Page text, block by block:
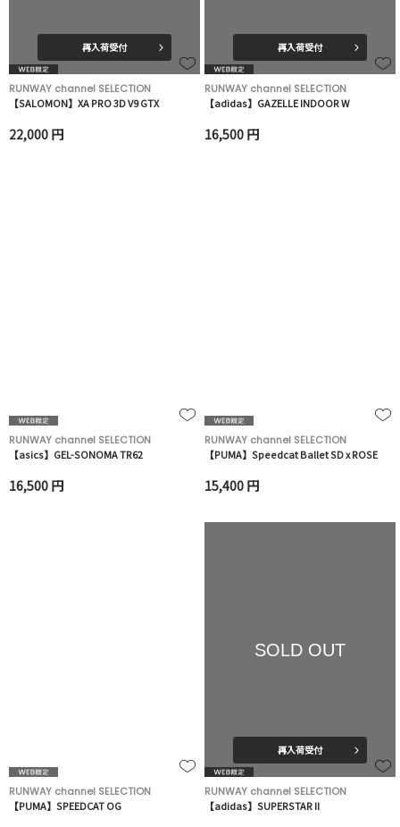
再入荷受付
RUNWAY channel SELECTION
【SALOMON】XA PRO 3D V9 GTX
22,000 円
再入荷受付
RUNWAY channel SELECTION
【adidas】GAZELLE INDOOR W
16,500 円
RUNWAY channel SELECTION
【asics】GEL-SONOMA TR62
16,500 円
RUNWAY channel SELECTION
【PUMA】Speedcat Ballet SD x ROSE
15,400 円
RUNWAY channel SELECTION
【PUMA】SPEEDCAT OG
SOLD OUT
再入荷受付
RUNWAY channel SELECTION
【adidas】SUPERSTAR II